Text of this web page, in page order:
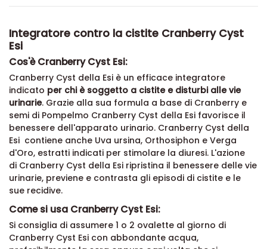
Integratore contro la cistite Cranberry Cyst
Esi
Cos'è Cranberry Cyst Esi:
Cranberry Cyst della Esi è un efficace integratore
indicatoper chi è soggetto a cistite e disturbi alle vie
urinarie. Grazie alla sua formula a base di Cranberry e
semi di Pompelmo Cranberry Cyst della Esi favorisce il
benessere dell'apparato urinario. Cranberry Cyst della
Esi contiene anche Uva ursina, Orthosiphon e Verga
d'Oro, estratti indicati per stimolare la diuresi. L'azione
di Cranberry Cyst della Esi ripristina il benessere delle vie
urinarie, previene e contrasta gli episodi di cistite e le
sue recidive.
Come si usa Cranberry Cyst Esi: